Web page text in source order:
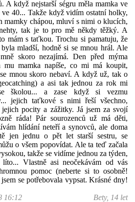
A když nejstarší ségru měla mamka ve
ve 40... Takže když vidím ostatní holky,
mamky chápou, mluví s nimi o klucích,
tak je to pro mě někdy těžký. A
mám s taťkou. Trochu si pamatuju, že
mladší, hodně si se mnou hrál. Ale
skoro nezajímá. Den před mýma
mu mamka napíše, co mi má koupit,
mnou skoro nebaví. A když už, tak o
a asi tak jednou za rok mi
školou... a zase když si vezmu
jejich taťkové s nimi řeší všechno,
pocity a zážitky. Já jsem za svojí
ráda! Pár sourozenců už má děti,
hlídání neteří a synovců, ale doma
jen jednu o pět let starší sestru, se
o všem popovídat. Ale ta teď začala
takže se vidíme jednou za týden,
Vlastně asi neočekávám od vás
pomoc (neberte si to osobně!
se potřebovala vypsat. Krásné dny!
16:12
Bety, 14 let